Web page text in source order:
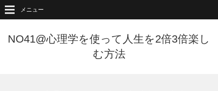
NO41@心理学を使って人生を2倍3倍楽し
む方法
メニュー